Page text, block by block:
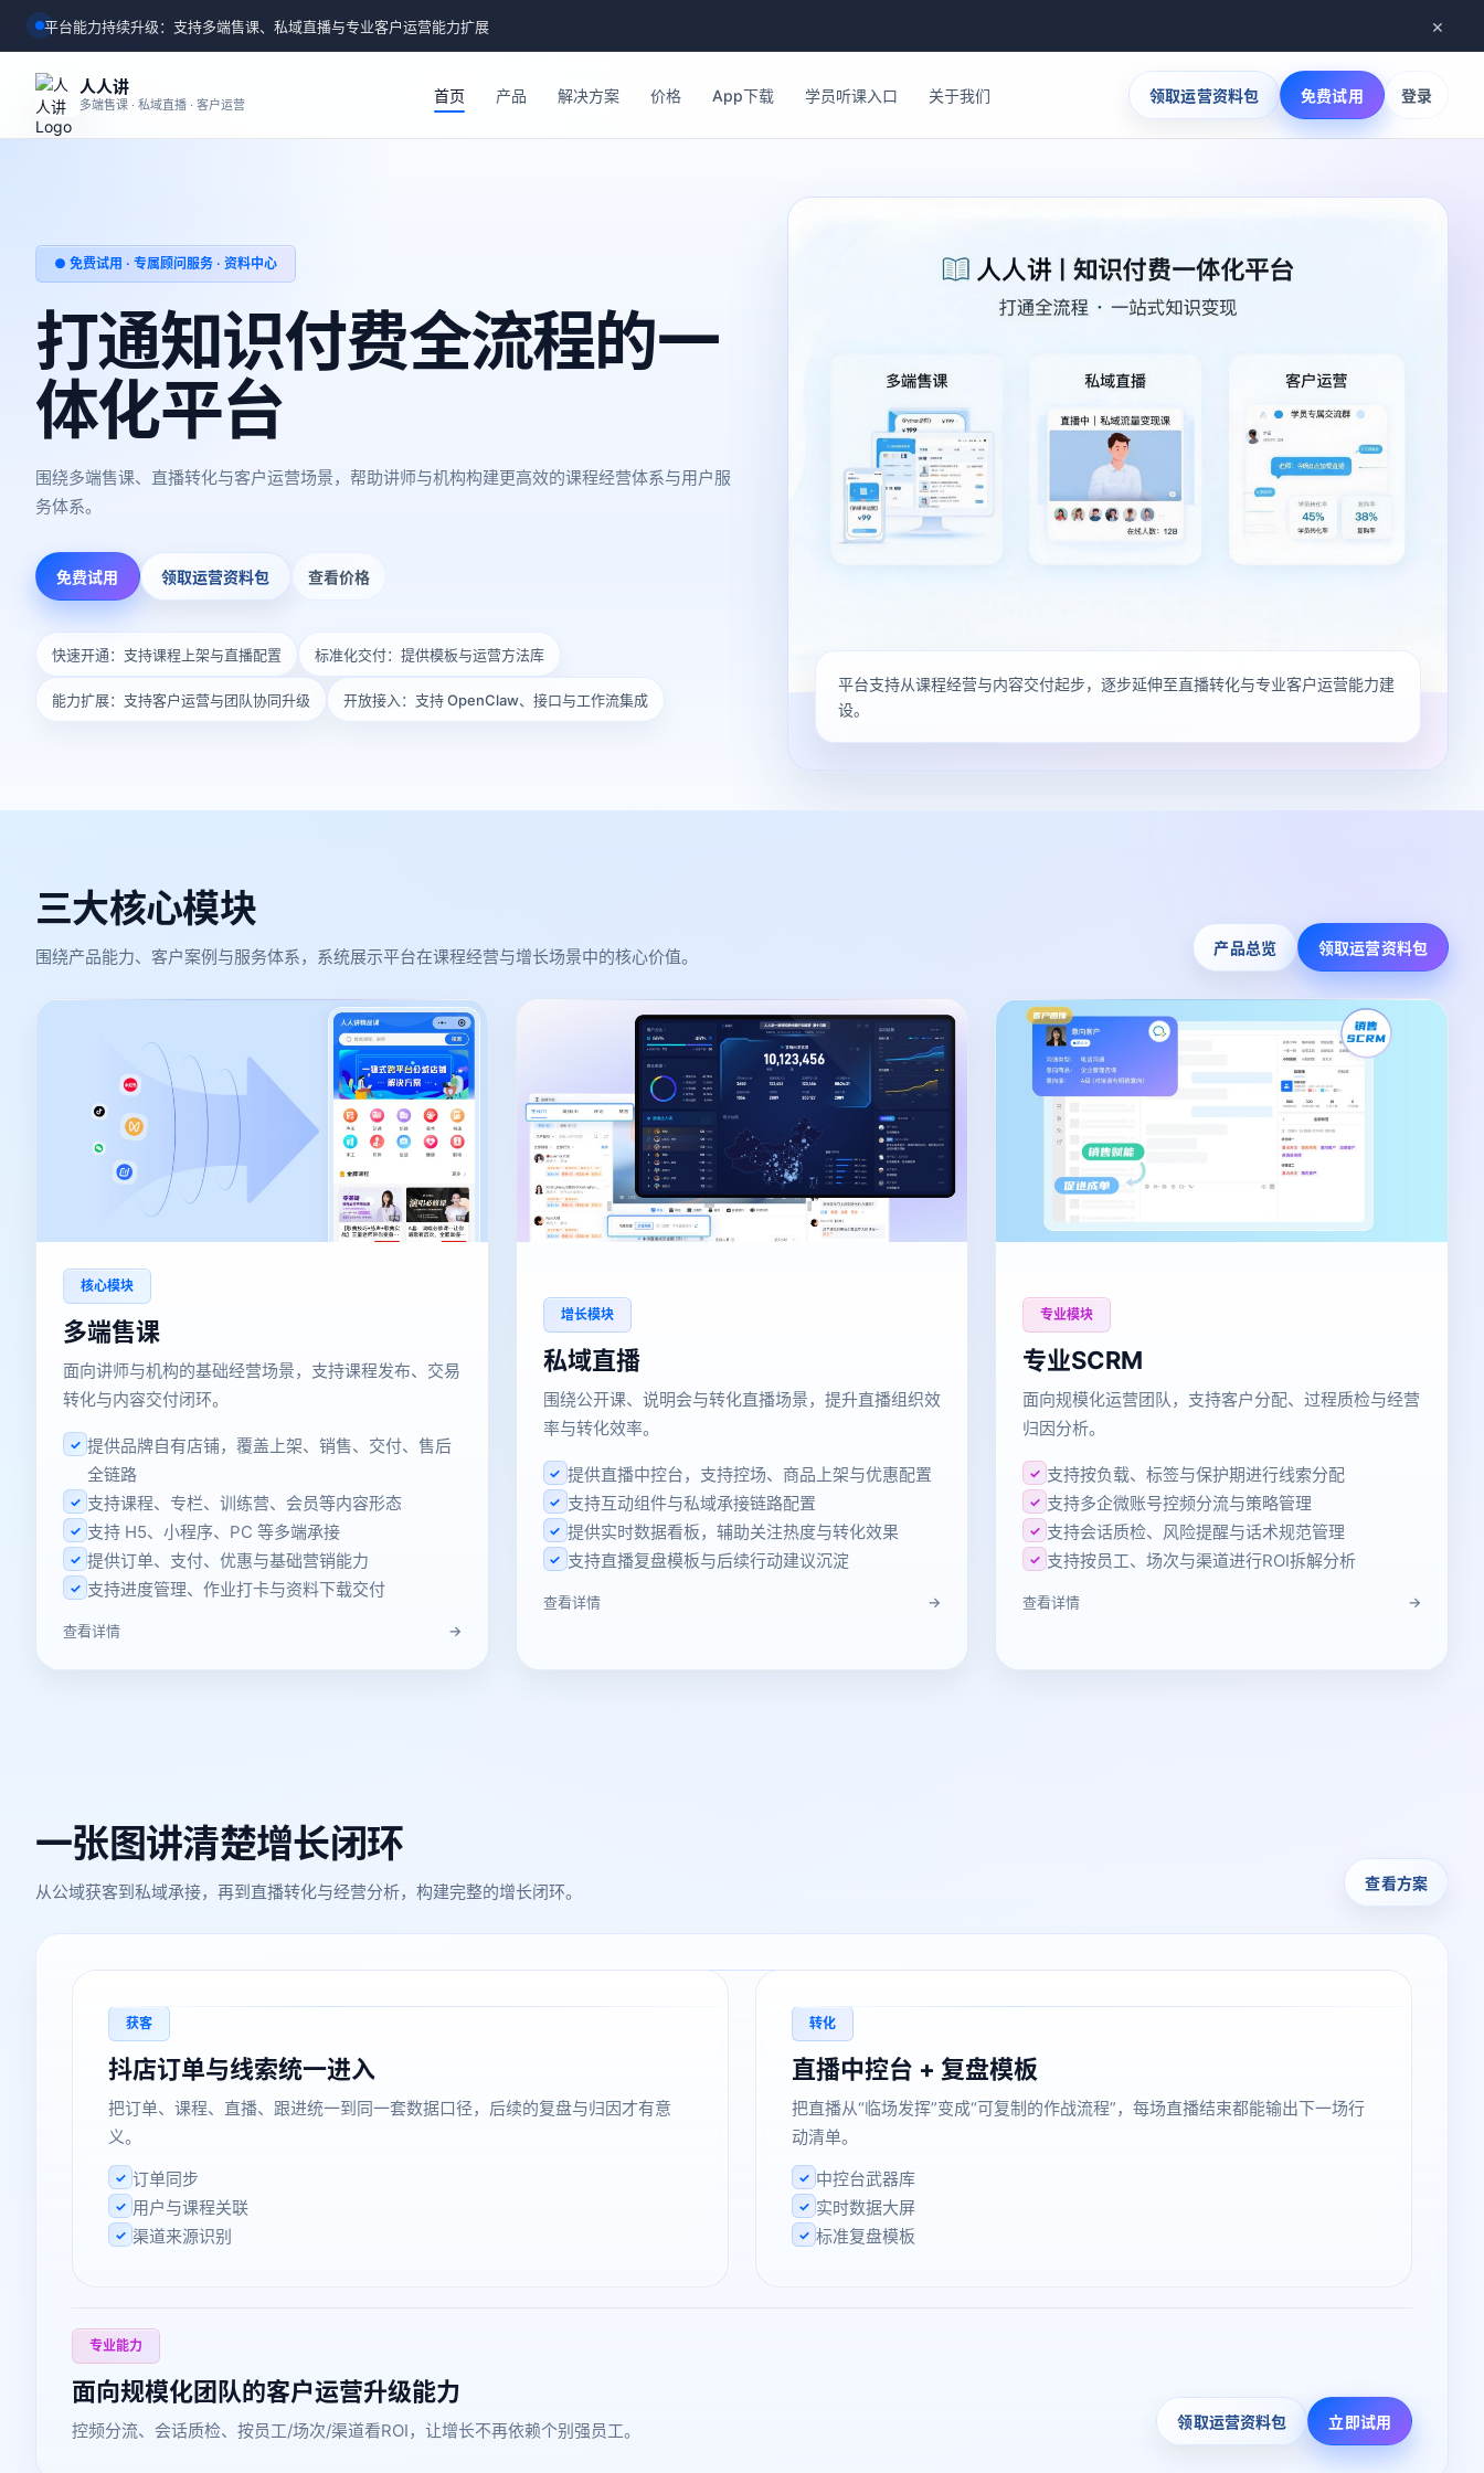
平台能力持续升级：支持多端售课、私域直播与专业客户运营能力扩展 ×
人人讲
多端售课 · 私域直播 · 客户运营 首页 产品 解决方案 价格 App下载 学员听课入口 关于我们 领取运营资料包 免费试用 登录
● 免费试用 · 专属顾问服务 · 资料中心
打通知识付费全流程的一
体化平台
围绕多端售课、直播转化与客户运营场景，帮助讲师与机构构建更高效的课程经营体系与用户服
务体系。
免费试用 领取运营资料包 查看价格
快速开通：支持课程上架与直播配置 标准化交付：提供模板与运营方法库
能力扩展：支持客户运营与团队协同升级 开放接入：支持 OpenClaw、接口与工作流集成
平台支持从课程经营与内容交付起步，逐步延伸至直播转化与专业客户运营能力建
设。
三大核心模块
围绕产品能力、客户案例与服务体系，系统展示平台在课程经营与增长场景中的核心价值。 产品总览 领取运营资料包
核心模块
多端售课
面向讲师与机构的基础经营场景，支持课程发布、交易
转化与内容交付闭环。
✓ 提供品牌自有店铺，覆盖上架、销售、交付、售后
全链路
✓ 支持课程、专栏、训练营、会员等内容形态
✓ 支持 H5、小程序、PC 等多端承接
✓ 提供订单、支付、优惠与基础营销能力
✓ 支持进度管理、作业打卡与资料下载交付
查看详情 →
增长模块
私域直播
围绕公开课、说明会与转化直播场景，提升直播组织效
率与转化效率。
✓ 提供直播中控台，支持控场、商品上架与优惠配置
✓ 支持互动组件与私域承接链路配置
✓ 提供实时数据看板，辅助关注热度与转化效果
✓ 支持直播复盘模板与后续行动建议沉淀
查看详情 →
专业模块
专业SCRM
面向规模化运营团队，支持客户分配、过程质检与经营
归因分析。
✓ 支持按负载、标签与保护期进行线索分配
✓ 支持多企微账号控频分流与策略管理
✓ 支持会话质检、风险提醒与话术规范管理
✓ 支持按员工、场次与渠道进行ROI拆解分析
查看详情 →
一张图讲清楚增长闭环
从公域获客到私域承接，再到直播转化与经营分析，构建完整的增长闭环。 查看方案
获客
抖店订单与线索统一进入
把订单、课程、直播、跟进统一到同一套数据口径，后续的复盘与归因才有意
义。
✓ 订单同步
✓ 用户与课程关联
✓ 渠道来源识别
转化
直播中控台 + 复盘模板
把直播从“临场发挥”变成“可复制的作战流程”，每场直播结束都能输出下一场行
动清单。
✓ 中控台武器库
✓ 实时数据大屏
✓ 标准复盘模板
专业能力
面向规模化团队的客户运营升级能力
控频分流、会话质检、按员工/场次/渠道看ROI，让增长不再依赖个别强员工。 领取运营资料包 立即试用